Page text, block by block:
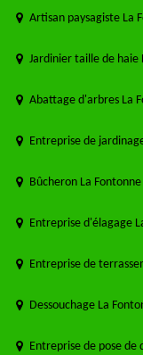
Artisan paysagiste La
Jardinier taille de haie
Abattage d'arbres La
Entreprise de
Bûcheron La Fontonne
Entreprise d'élagage
Entreprise de
Dessouchage La
Entreprise de pose de